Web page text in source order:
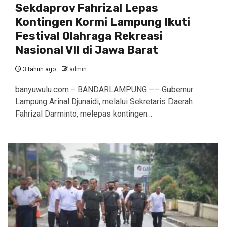
Sekdaprov Fahrizal Lepas
Kontingen Kormi Lampung Ikuti
Festival Olahraga Rekreasi
Nasional VII di Jawa Barat
3 tahun ago admin
banyuwulu.com – BANDARLAMPUNG —– Gubernur
Lampung Arinal Djunaidi, melalui Sekretaris Daerah
Fahrizal Darminto, melepas kontingen…